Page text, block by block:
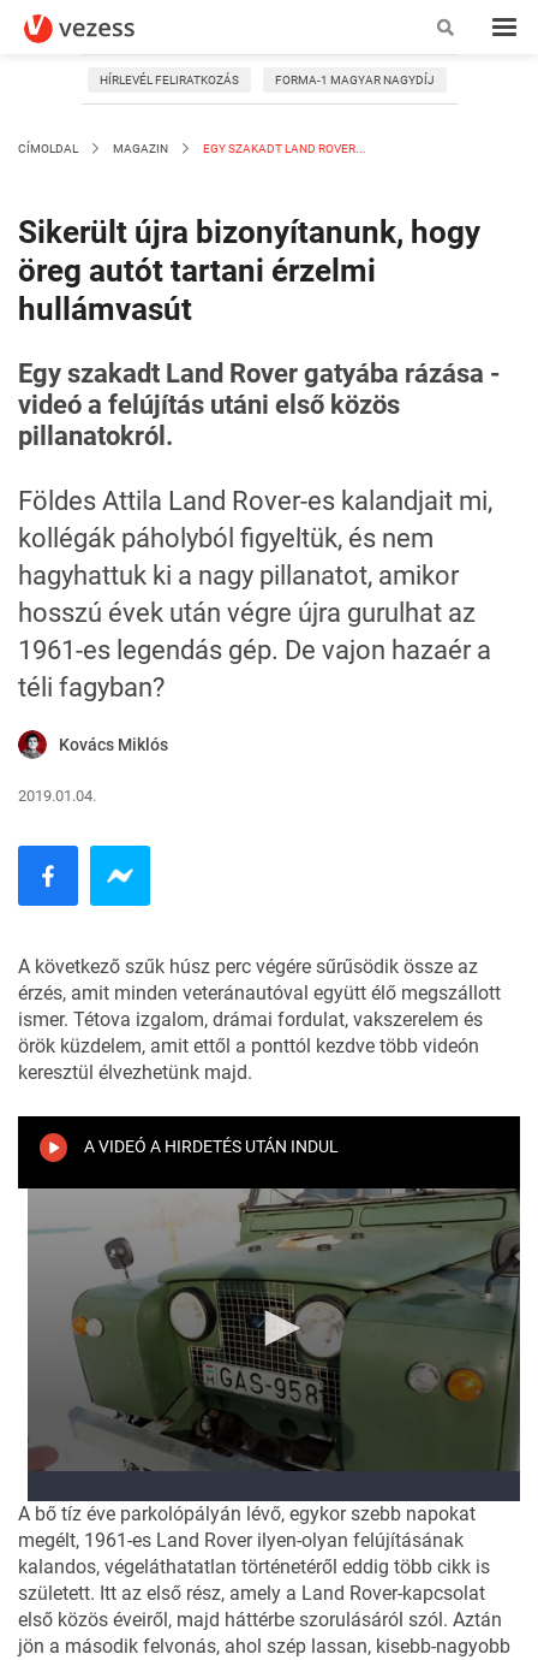
HÍRLEVÉL FELIRATKOZÁS FORMA-1 MAGYAR NAGYDÍJ
CÍMOLDAL MAGAZIN EGY SZAKADT LAND ROVER...
Sikerült újra bizonyítanunk, hogy
öreg autót tartani érzelmi
hullámvasút
Egy szakadt Land Rover gatyába rázása -
videó a felújítás utáni első közös
pillanatokról.
Földes Attila Land Rover-es kalandjait mi,
kollégák páholyból figyeltük, és nem
hagyhattuk ki a nagy pillanatot, amikor
hosszú évek után végre újra gurulhat az
1961-es legendás gép. De vajon hazaér a
téli fagyban?
Kovács Miklós
2019.01.04.
A következő szűk húsz perc végére sűrűsödik össze az
érzés, amit minden veteránautóval együtt élő megszállott
ismer. Tétova izgalom, drámai fordulat, vakszerelem és
örök küzdelem, amit ettől a ponttól kezdve több videón
keresztül élvezhetünk majd.
A VIDEÓ A HIRDETÉS UTÁN INDUL
A bő tíz éve parkolópályán lévő, egykor szebb napokat
megélt, 1961-es Land Rover ilyen-olyan felújításának
kalandos, végeláthatatlan történetéről eddig több cikk is
született. Itt az első rész, amely a Land Rover-kapcsolat
első közös éveiről, majd háttérbe szorulásáról szól. Aztán
jön a második felvonás, ahol szép lassan, kisebb-nagyobb